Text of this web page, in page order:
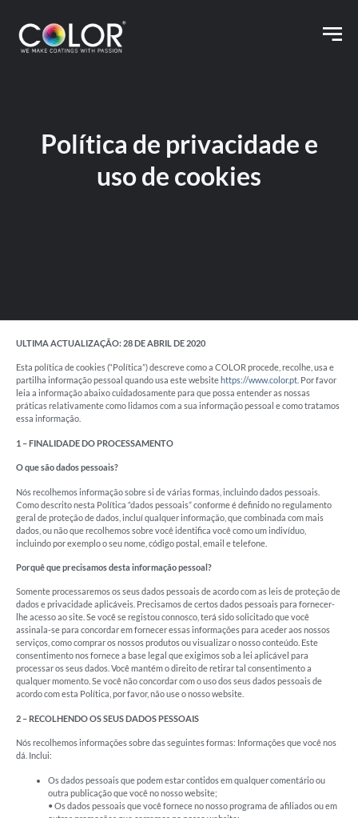
Política de privacidade e
uso de cookies
ULTIMA ACTUALIZAÇÃO: 28 DE ABRIL DE 2020
Esta política de cookies (“Política”) descreve como a COLOR procede, recolhe, usa e
partilha informação pessoal quando usa este website https://www.color.pt . Por favor
leia a informação abaixo cuidadosamente para que possa entender as nossas
práticas relativamente como lidamos com a sua informação pessoal e como tratamos
essa informação.
1 – FINALIDADE DO PROCESSAMENTO
O que são dados pessoais?
Nós recolhemos informação sobre si de várias formas, incluindo dados pessoais.
Como descrito nesta Política “dados pessoais” conforme é definido no regulamento
geral de proteção de dados, incluí qualquer informação, que combinada com mais
dados, ou não que recolhemos sobre você identifica você como um indivíduo,
incluindo por exemplo o seu nome, código postal, email e telefone.
Porquê que precisamos desta informação pessoal?
Somente processaremos os seus dados pessoais de acordo com as leis de proteção de
dados e privacidade aplicáveis. Precisamos de certos dados pessoais para fornecer-
lhe acesso ao site. Se você se registou connosco, terá sido solicitado que você
assinala-se para concordar em fornecer essas informações para aceder aos nossos
serviços, como comprar os nossos produtos ou visualizar o nosso conteúdo. Este
consentimento nos fornece a base legal que exigimos sob a lei aplicável para
processar os seus dados. Você mantém o direito de retirar tal consentimento a
qualquer momento. Se você não concordar com o uso dos seus dados pessoais de
acordo com esta Política, por favor, não use o nosso website.
2 – RECOLHENDO OS SEUS DADOS PESSOAIS
Nós recolhemos informações sobre das seguintes formas: Informações que você nos
dá. Inclui:
Os dados pessoais que podem estar contidos em qualquer comentário ou
outra publicação que você no nosso website;
• Os dados pessoais que você fornece no nosso programa de afiliados ou em